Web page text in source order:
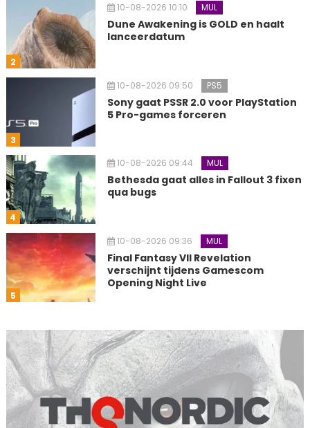
2
10-08-2026 10:10 MUL
Dune Awakening is GOLD en haalt
lanceerdatum
3
10-08-2026 09:50 PS5
Sony gaat PSSR 2.0 voor PlayStation
5 Pro-games forceren
4
10-08-2026 09:44 MUL
Bethesda gaat alles in Fallout 3 fixen
qua bugs
5
10-08-2026 09:36 MUL
Final Fantasy VII Revelation
verschijnt tijdens Gamescom
Opening Night Live